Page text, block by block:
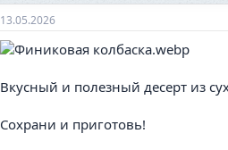
13.05.2026
Вкусный и полезный десерт из
Сохрани и приготовь!